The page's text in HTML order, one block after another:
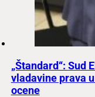
„Štandard“: Sud
vladavine prava
ocene